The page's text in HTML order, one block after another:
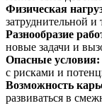
Физическая
затруднительной и
Разнообразие
новые задачи и
Опасные условия:
с рисками и
Возможность
развиваться в